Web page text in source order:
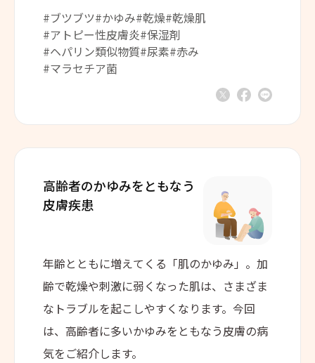
である場合もあります。今回は、二の腕のブ
ツブツの原因となる疾患についてご紹介しま
す。
#ブツブツ#かゆみ#乾燥#乾燥肌
#アトピー性皮膚炎#保湿剤
#ヘパリン類似物質#尿素#赤み
#マラセチア菌
高齢者のかゆみをともなう
皮膚疾患
年齢とともに増えてくる「肌のかゆみ」。加
齢で乾燥や刺激に弱くなった肌は、さまざま
なトラブルを起こしやすくなります。今回
は、高齢者に多いかゆみをともなう皮膚の病
気をご紹介します。